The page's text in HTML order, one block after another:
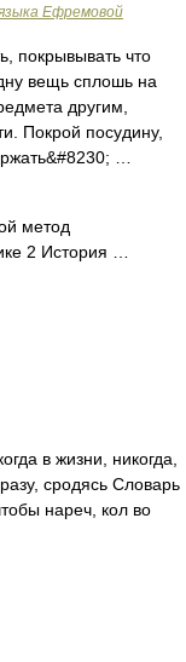
Ефремовой
что
вещь сплошь на
другим,
Покрой посудину,
…
метод
2 История …
в жизни, никогда,
сродясь Словарь
нареч, кол во